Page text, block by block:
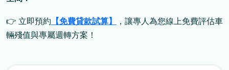
👉 立即預約 【免費貸款試算】
，讓專人為您線上免費評估車
輛殘值與專屬週轉方案！